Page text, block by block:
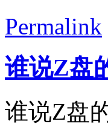
Permalink
谁说Z盘
谁说Z盘